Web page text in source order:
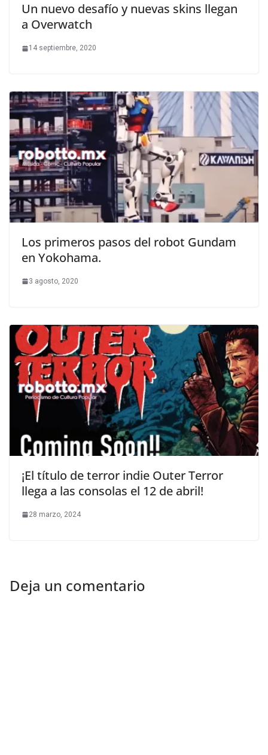
Un nuevo desafío y nuevas skins llegan
a Overwatch
14 septiembre, 2020
Los primeros pasos del robot Gundam
en Yokohama.
3 agosto, 2020
¡El título de terror indie Outer Terror
llega a las consolas el 12 de abril!
28 marzo, 2024
Deja un comentario